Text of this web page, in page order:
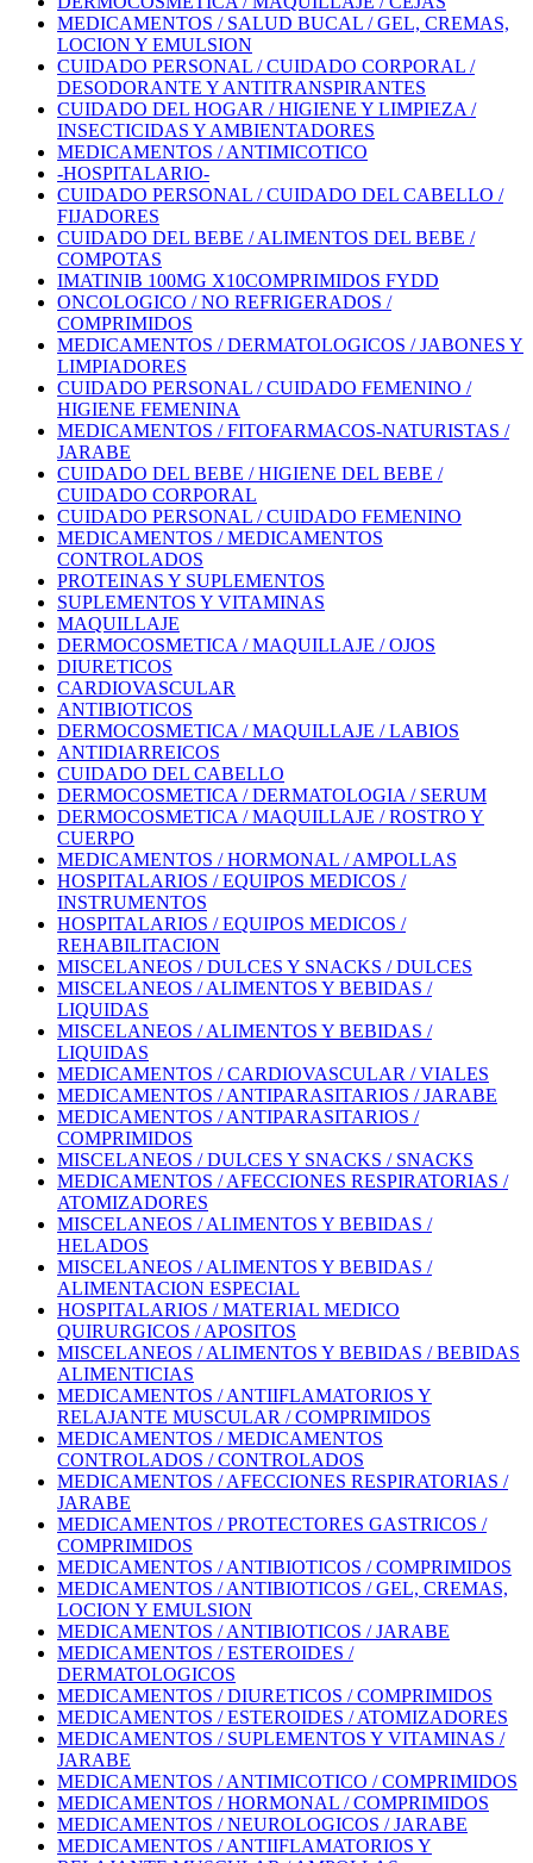
MEDICAMENTOS / SALUD BUCAL / GEL, CREMAS,
LOCION Y EMULSION
CUIDADO PERSONAL / CUIDADO CORPORAL /
DESODORANTE Y ANTITRANSPIRANTES
CUIDADO DEL HOGAR / HIGIENE Y LIMPIEZA /
INSECTICIDAS Y AMBIENTADORES
MEDICAMENTOS / ANTIMICOTICO
-HOSPITALARIO-
CUIDADO PERSONAL / CUIDADO DEL CABELLO /
FIJADORES
CUIDADO DEL BEBE / ALIMENTOS DEL BEBE /
COMPOTAS
IMATINIB 100MG X10COMPRIMIDOS FYDD
ONCOLOGICO / NO REFRIGERADOS /
COMPRIMIDOS
MEDICAMENTOS / DERMATOLOGICOS / JABONES Y
LIMPIADORES
CUIDADO PERSONAL / CUIDADO FEMENINO /
HIGIENE FEMENINA
MEDICAMENTOS / FITOFARMACOS-NATURISTAS /
JARABE
CUIDADO DEL BEBE / HIGIENE DEL BEBE /
CUIDADO CORPORAL
CUIDADO PERSONAL / CUIDADO FEMENINO
MEDICAMENTOS / MEDICAMENTOS
CONTROLADOS
PROTEINAS Y SUPLEMENTOS
SUPLEMENTOS Y VITAMINAS
MAQUILLAJE
DERMOCOSMETICA / MAQUILLAJE / OJOS
DIURETICOS
CARDIOVASCULAR
ANTIBIOTICOS
DERMOCOSMETICA / MAQUILLAJE / LABIOS
ANTIDIARREICOS
CUIDADO DEL CABELLO
DERMOCOSMETICA / DERMATOLOGIA / SERUM
DERMOCOSMETICA / MAQUILLAJE / ROSTRO Y
CUERPO
MEDICAMENTOS / HORMONAL / AMPOLLAS
HOSPITALARIOS / EQUIPOS MEDICOS /
INSTRUMENTOS
HOSPITALARIOS / EQUIPOS MEDICOS /
REHABILITACION
MISCELANEOS / DULCES Y SNACKS / DULCES
MISCELANEOS / ALIMENTOS Y BEBIDAS /
LIQUIDAS
MISCELANEOS / ALIMENTOS Y BEBIDAS /
LIQUIDAS
MEDICAMENTOS / CARDIOVASCULAR / VIALES
MEDICAMENTOS / ANTIPARASITARIOS / JARABE
MEDICAMENTOS / ANTIPARASITARIOS /
COMPRIMIDOS
MISCELANEOS / DULCES Y SNACKS / SNACKS
MEDICAMENTOS / AFECCIONES RESPIRATORIAS /
ATOMIZADORES
MISCELANEOS / ALIMENTOS Y BEBIDAS /
HELADOS
MISCELANEOS / ALIMENTOS Y BEBIDAS /
ALIMENTACION ESPECIAL
HOSPITALARIOS / MATERIAL MEDICO
QUIRURGICOS / APOSITOS
MISCELANEOS / ALIMENTOS Y BEBIDAS / BEBIDAS
ALIMENTICIAS
MEDICAMENTOS / ANTIIFLAMATORIOS Y
RELAJANTE MUSCULAR / COMPRIMIDOS
MEDICAMENTOS / MEDICAMENTOS
CONTROLADOS / CONTROLADOS
MEDICAMENTOS / AFECCIONES RESPIRATORIAS /
JARABE
MEDICAMENTOS / PROTECTORES GASTRICOS /
COMPRIMIDOS
MEDICAMENTOS / ANTIBIOTICOS / COMPRIMIDOS
MEDICAMENTOS / ANTIBIOTICOS / GEL, CREMAS,
LOCION Y EMULSION
MEDICAMENTOS / ANTIBIOTICOS / JARABE
MEDICAMENTOS / ESTEROIDES /
DERMATOLOGICOS
MEDICAMENTOS / DIURETICOS / COMPRIMIDOS
MEDICAMENTOS / ESTEROIDES / ATOMIZADORES
MEDICAMENTOS / SUPLEMENTOS Y VITAMINAS /
JARABE
MEDICAMENTOS / ANTIMICOTICO / COMPRIMIDOS
MEDICAMENTOS / HORMONAL / COMPRIMIDOS
MEDICAMENTOS / NEUROLOGICOS / JARABE
MEDICAMENTOS / ANTIIFLAMATORIOS Y